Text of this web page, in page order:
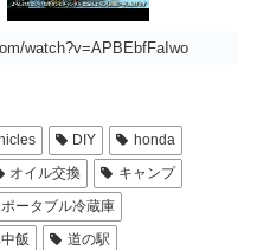
watch?v=APBEbfFaIwo
DIY
honda
オイル交換
キャンプ
ポータブル冷蔵庫
飯 道の駅